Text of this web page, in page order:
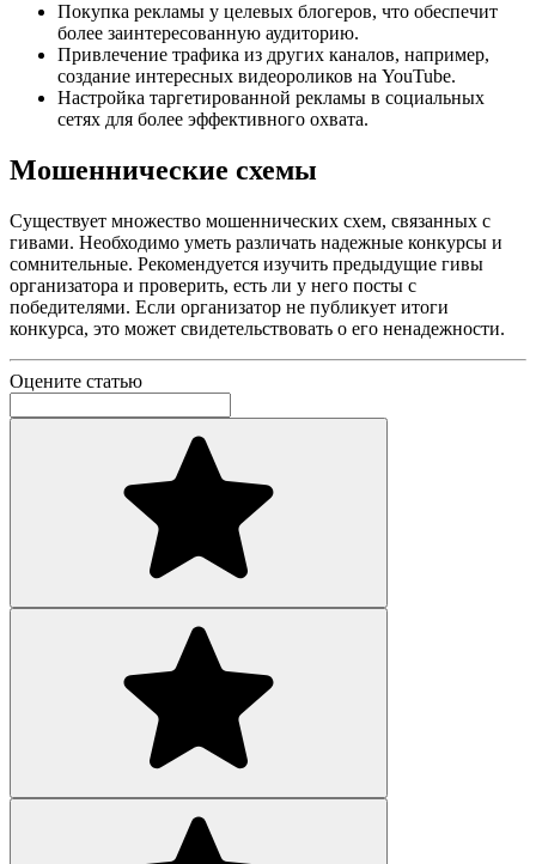
Покупка рекламы у целевых блогеров, что обеспечит
более заинтересованную аудиторию.
Привлечение трафика из других каналов, например,
создание интересных видеороликов на YouTube.
Настройка таргетированной рекламы в социальных
сетях для более эффективного охвата.
Мошеннические схемы
Существует множество мошеннических схем, связанных с
гивами. Необходимо уметь различать надежные конкурсы и
сомнительные. Рекомендуется изучить предыдущие гивы
организатора и проверить, есть ли у него посты с
победителями. Если организатор не публикует итоги
конкурса, это может свидетельствовать о его ненадежности.
Оцените статью